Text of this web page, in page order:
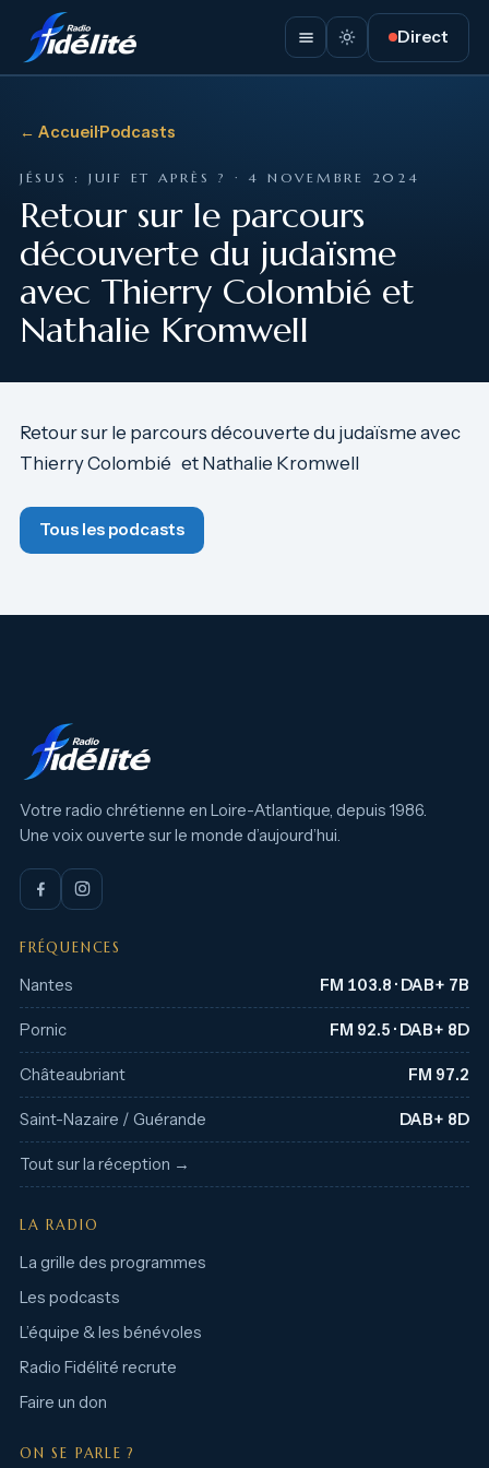
Direct
← Accueil·Podcasts
JÉSUS : JUIF ET APRÈS ? · 4 NOVEMBRE 2024
Retour sur le parcours
découverte du judaïsme
avec Thierry Colombié et
Nathalie Kromwell
Retour sur le parcours découverte du judaïsme avec
Thierry Colombié et Nathalie Kromwell
Tous les podcasts
Votre radio chrétienne en Loire-Atlantique, depuis 1986.
Une voix ouverte sur le monde d’aujourd’hui.
FRÉQUENCES
Nantes FM 103.8 · DAB+ 7B
Pornic FM 92.5 · DAB+ 8D
Châteaubriant FM 97.2
Saint-Nazaire / Guérande DAB+ 8D
Tout sur la réception →
LA RADIO
La grille des programmes
Les podcasts
L’équipe & les bénévoles
Radio Fidélité recrute
Faire un don
ON SE PARLE ?